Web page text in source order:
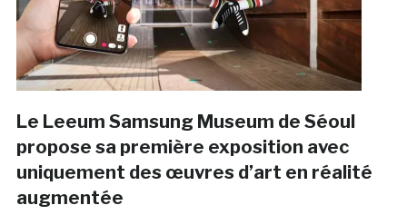
Le Leeum Samsung Museum de Séoul
propose sa première exposition avec
uniquement des œuvres d’art en réalité
augmentée